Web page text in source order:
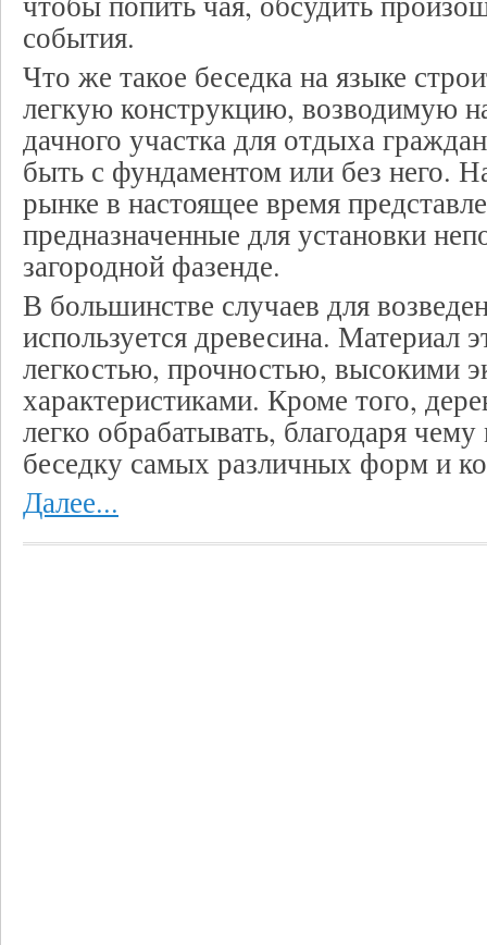
события.
Что же такое беседка на языке
легкую конструкцию, возводимую
дачного участка для отдыха
быть с фундаментом или без него.
рынке в настоящее время
предназначенные для установки
загородной фазенде.
В большинстве случаев для
используется древесина. Материал
легкостью, прочностью, высокими
характеристиками. Кроме того,
легко обрабатывать, благодаря
беседку самых различных форм и
Далее...